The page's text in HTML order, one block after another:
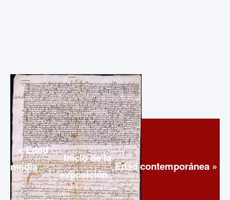
« Edad
media
Inicio de la
exposición
Edad contemporánea »